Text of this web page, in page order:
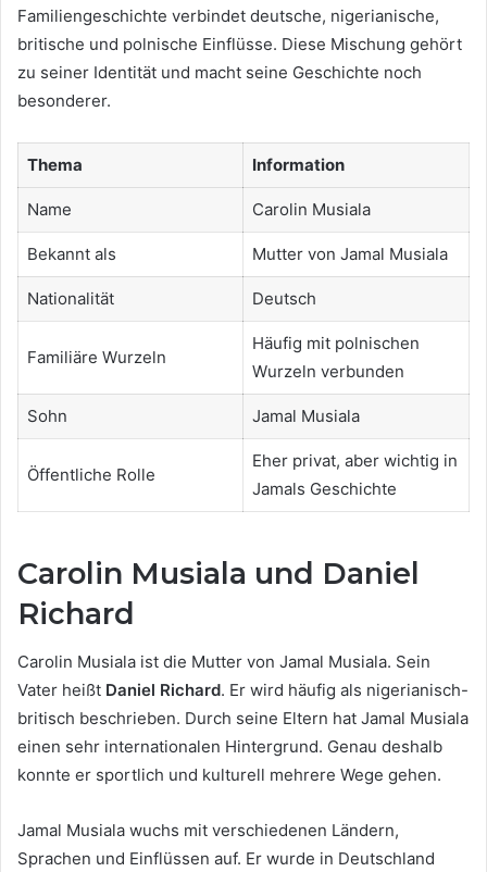
Familiengeschichte verbindet deutsche, nigerianische,
britische und polnische Einflüsse. Diese Mischung gehört
zu seiner Identität und macht seine Geschichte noch
besonderer.
Thema Information
Name Carolin Musiala
Bekannt als Mutter von Jamal Musiala
Nationalität Deutsch
Familiäre Wurzeln
Häufig mit polnischen
Wurzeln verbunden
Sohn Jamal Musiala
Öffentliche Rolle
Eher privat, aber wichtig in
Jamals Geschichte
Carolin Musiala und Daniel
Richard
Carolin Musiala ist die Mutter von Jamal Musiala. Sein
Vater heißt Daniel Richard. Er wird häufig als nigerianisch-
britisch beschrieben. Durch seine Eltern hat Jamal Musiala
einen sehr internationalen Hintergrund. Genau deshalb
konnte er sportlich und kulturell mehrere Wege gehen.
Jamal Musiala wuchs mit verschiedenen Ländern,
Sprachen und Einflüssen auf. Er wurde in Deutschland